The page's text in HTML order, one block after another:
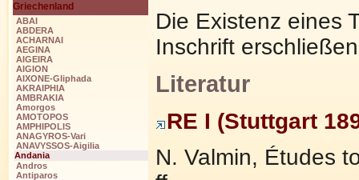
Griechenland
ABAI
ABDERA
ACHARNAI
AEGINA
AIGEIRA
AIGION
AIXONE-Gliphada
AKRAIPHIA
AMBRAKIA
Amorgos
AMOTOPOS
AMPHIPOLIS
ANAGYROS-Vari
ANAVYSSOS-Aigilia
Andania
Andros
Antiparos
Die Existenz eines
Inschrift
Literatur
RE I (Stuttgart
N. Valmin, Études